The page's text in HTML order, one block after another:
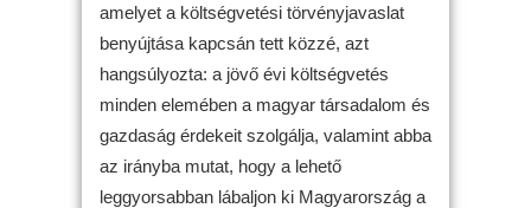
amelyet a költségvetési törvényjavaslat
benyújtása kapcsán tett közzé, azt
hangsúlyozta: a jövő évi költségvetés
minden elemében a magyar társadalom és
gazdaság érdekeit szolgálja, valamint abba
az irányba mutat, hogy a lehető
leggyorsabban lábaljon ki Magyarország a